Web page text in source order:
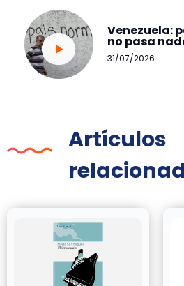
Venezuela:
no pasa
31/07/2026
Artículos